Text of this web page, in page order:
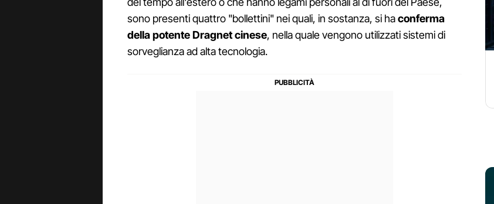
sono presenti quattro "bollettini" nei quali, in sostanza, si haconferma
della potente Dragnet cinese, nella quale vengono utilizzati sistemi di
sorveglianza ad alta tecnologia.